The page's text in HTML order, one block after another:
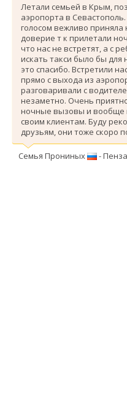
Летали семьей в Крым,
аэропорта в
голосом вежливо
доверие т к прилетали
что нас не встретят, а с
искать такси было бы
это спасибо. Вcтретили
прямо с выхода из
разговаривали с
незаметно. Очень
ночные вызовы и вообще
своим клиентам. Буду
друзьям, они тоже скоро
Семья Прониных - Пенза